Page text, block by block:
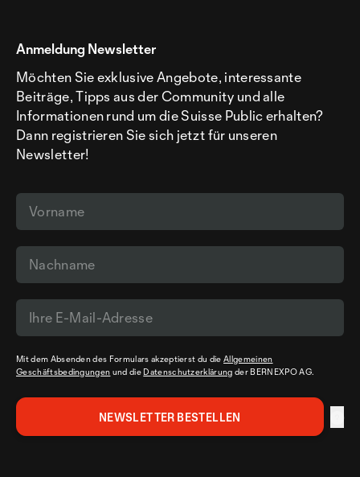
Anmeldung Newsletter
Möchten Sie exklusive Angebote, interessante
Beiträge, Tipps aus der Community und alle
Informationen rund um die Suisse Public erhalten?
Dann registrieren Sie sich jetzt für unseren
Newsletter!
Mit dem Absenden des Formulars akzeptierst du dieAllgemeinen
Geschäftsbedingungen und die Datenschutzerklärung der BERNEXPO AG.